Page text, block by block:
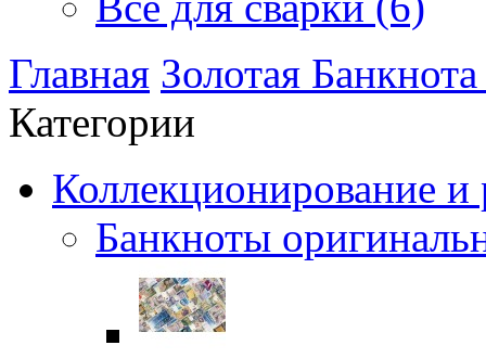
Главная Золотая
Категории
Коллекционирование и
Банкноты